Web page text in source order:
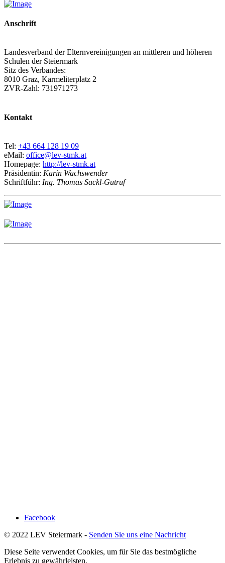
Anschrift
Landesverband der Elternvereinigungen an mittleren und höheren
Schulen der Steiermark
Sitz des Verbandes:
8010 Graz, Karmeliterplatz 2
ZVR-Zahl: 731971273
Kontakt
Tel: +43 664 128 19 09
eMail: office@lev-stmk.at
Homepage: http://lev-stmk.at
Präsidentin: Karin Wachswender
Schriftführ: Ing. Thomas Sackl-Gutruf
Facebook
© 2022 LEV Steiermark - Senden Sie uns eine Nachricht
Diese Seite verwendet Cookies, um für Sie das bestmögliche
Erlebnis zu gewährleisten.